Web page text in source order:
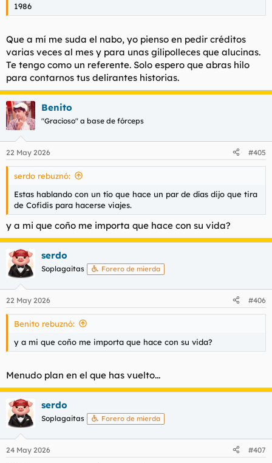
1986
Que a mí me suda el nabo, yo pienso en pedir créditos
varias veces al mes y para unas gilipolleces que alucinas.
Te tengo como un referente. Solo espero que abras hilo
para contarnos tus delirantes historias.
Benito
"Gracioso" a base de fórceps
22 May 2026 #405
serdo rebuznó:
Estas hablando con un tío que hace un par de días dijo que tira
de Cofidis para hacerse viajes.
y a mi que coño me importa que hace con su vida?
serdo
Soplagaitas Forero de mierda
22 May 2026 #406
Benito rebuznó:
y a mi que coño me importa que hace con su vida?
Menudo plan en el que has vuelto...
serdo
Soplagaitas Forero de mierda
24 May 2026 #407